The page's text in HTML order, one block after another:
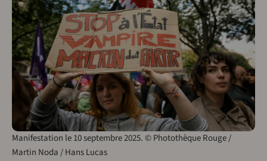
Manifestation le 10 septembre 2025. © Photothèque Rouge /
Martin Noda / Hans Lucas